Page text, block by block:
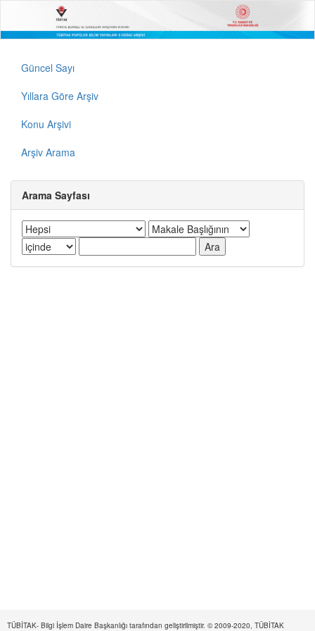
Güncel Sayı
Yıllara Göre Arşiv
Konu Arşivi
Arşiv Arama
Arama Sayfası
TÜBİTAK- Bilgi İşlem Daire Başkanlığı tarafından geliştirilmiştir. © 2009-2020, TÜBİTAK